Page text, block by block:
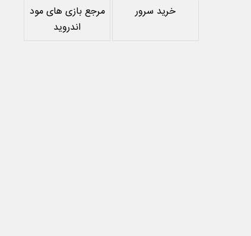
خرید سرور
مرجع بازی های مود
اندروید